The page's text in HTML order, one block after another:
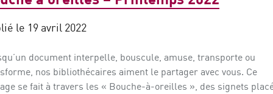
le 19 avril 2022
document interpelle, bouscule, amuse, transporte ou
nos bibliothécaires aiment le partager avec vous. Ce
se fait à travers les « Bouche-à-oreilles », des signets